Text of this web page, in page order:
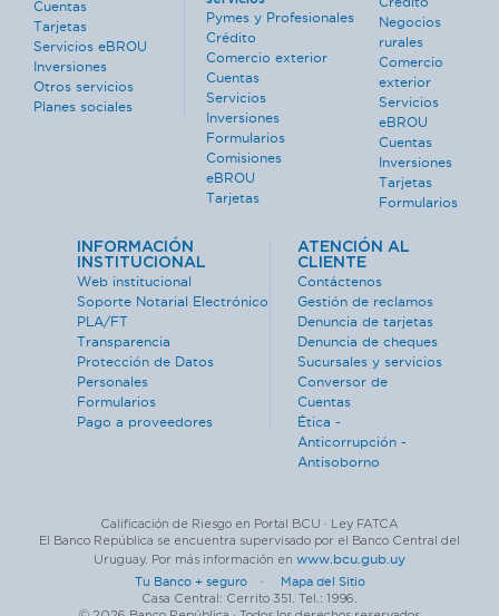
Cuentas
Tarjetas
Servicios eBROU
Inversiones
Otros servicios
Planes sociales
Pymes y Profesionales
Crédito
Comercio exterior
Cuentas
Servicios
Inversiones
Formularios
Comisiones
eBROU
Tarjetas
Negocios
rurales
Comercio
exterior
Servicios
eBROU
Cuentas
Inversiones
Tarjetas
Formularios
INFORMACIÓN
INSTITUCIONAL
Web institucional
Soporte Notarial Electrónico
PLA/FT
Transparencia
Protección de Datos
Personales
Formularios
Pago a proveedores
ATENCIÓN AL
CLIENTE
Contáctenos
Gestión de reclamos
Denuncia de tarjetas
Denuncia de cheques
Sucursales y servicios
Conversor de
Cuentas
Ética -
Anticorrupción -
Antisoborno
Calificación de Riesgo en Portal BCU · Ley FATCA
El Banco República se encuentra supervisado por el Banco Central del
Uruguay. Por más información en www.bcu.gub.uy
Tu Banco + seguro · Mapa del Sitio
Casa Central: Cerrito 351. Tel.: 1996.